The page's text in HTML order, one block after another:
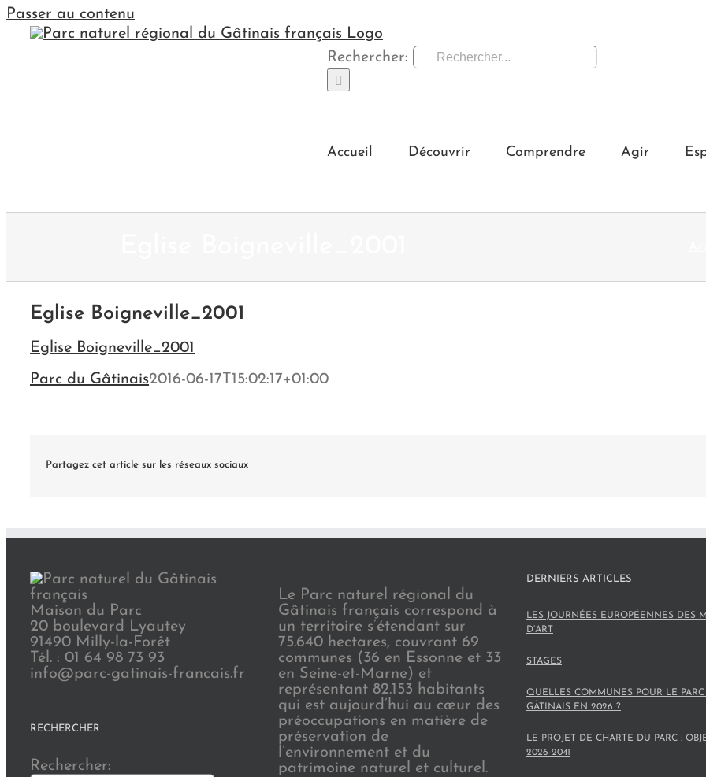
Passer au contenu
Rechercher:
Accueil Découvrir Comprendre Agir
Eglise Boigneville_2001
Eglise Boigneville_2001
Parc du Gâtinais2016-06-17T15:02:17+01:00
Partagez cet article sur les réseaux sociaux
Maison du Parc
20 boulevard Lyautey
91490 Milly-la-Forêt
Tél. : 01 64 98 73 93
info@parc-gatinais-francais.fr
RECHERCHER
Rechercher:
Le Parc naturel régional du
Gâtinais français correspond à
un territoire s’étendant sur
75.640 hectares, couvrant 69
communes (36 en Essonne et 33
en Seine-et-Marne) et
représentant 82.153 habitants
qui est aujourd’hui au cœur des
préoccupations en matière de
préservation de
l’environnement et du
patrimoine naturel et culturel.
DERNIERS ARTICLES
LES JOURNÉES EUROPÉENNES DES
D’ART
STAGES
QUELLES COMMUNES POUR LE PARC
GÂTINAIS EN 2026 ?
LE PROJET DE CHARTE DU PARC :
2026-2041